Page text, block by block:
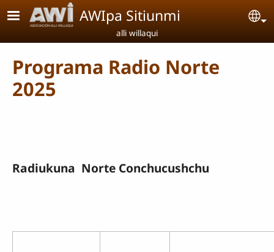
Pasar al contenido principal
AWIpa Sitiunmi
alli willaqui
Programa Radio Norte
2025
Radiukuna Norte Conchucushchu